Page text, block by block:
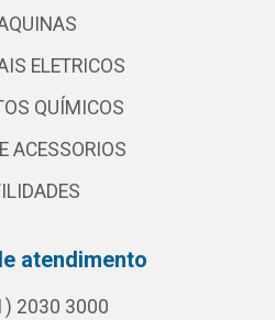
ELETRICOS
QUÍMICOS
ACESSORIOS
atendimento
2030 3000